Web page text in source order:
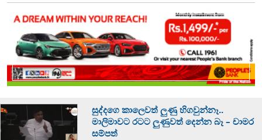
සුද්දගෙ කාලෙවත් ලුණු හිගවුන්නෑ..
මාලිමාවට රටට ලුණුවත් දෙන්න බෑ – චාමර
සම්පත්